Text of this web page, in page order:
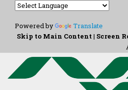
Powered by
Translate
Skip to Main Content | Screen